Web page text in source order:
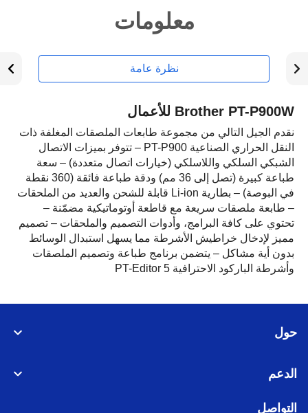
معلومات
نظرة عامة
Brother PT-P900W للأعمال
نقدم الجيل التالي من مجموعة طابعات الملصقات المغلفة ذات
النقل الحراري الصناعية PT-P900 – تتوفر بميزات الاتصال
الشبكي السلكي واللاسلكي (خيارات اتصال متعددة) – سعة
طباعة كبيرة (تصل إلى 36 مم) ودقة طباعة فائقة (360 نقطة
في البوصة) – بطارية Li-ion قابلة للشحن والعديد من الملحقات
– طابعة ملصقات سريعة مع قاطعة أوتوماتيكية مضمّنة –
تحتوي على كافة البرامج، وأدوات التصميم والملحقات – تصميم
مميز لإدخال خراطيش الأشرطة مما يسهل استبدال الوسائط
بدون أية مشاكل – يتضمن برنامج طباعة وتصميم الملصقات
وأشرطة الباركود الاحترافية PT-Editor 5
حول
الدعم
التواصل